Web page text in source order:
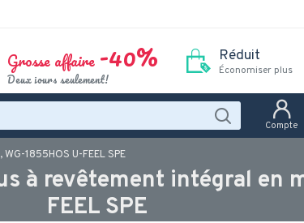
Grosse affaire -40%
Deux jours seulement!
Réduit
Économiser plus
Compte
1855HOS U-FEEL SPE
à revêtement intégral en
FEEL SPE